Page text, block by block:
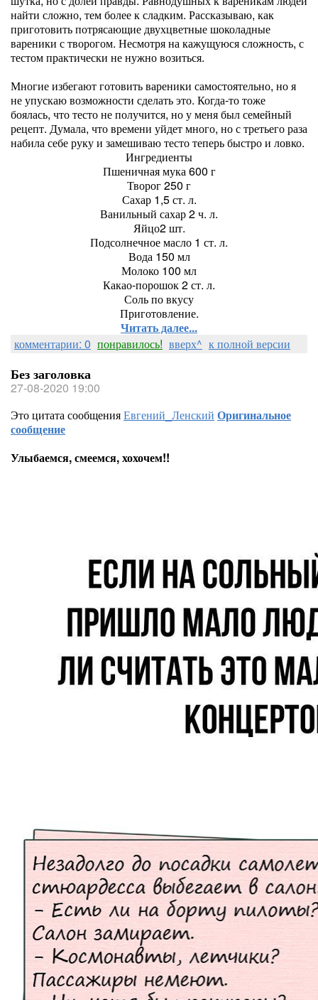
найти сложно, тем более к сладким. Рассказываю, как
приготовить потрясающие двухцветные шоколадные
вареники с творогом. Несмотря на кажущуюся сложность, с
тестом практически не нужно возиться.
Многие избегают готовить вареники самостоятельно, но я
не упускаю возможности сделать это. Когда-то тоже
боялась, что тесто не получится, но у меня был семейный
рецепт. Думала, что времени уйдет много, но с третьего раза
набила себе руку и замешиваю тесто теперь быстро и ловко.
Ингредиенты
Пшеничная мука 600 г
Творог 250 г
Сахар 1,5 ст. л.
Ванильный сахар 2 ч. л.
Яйцо2 шт.
Подсолнечное масло 1 ст. л.
Вода 150 мл
Молоко 100 мл
Какао-порошок 2 ст. л.
Соль по вкусу
Приготовление.
Читать далее...
комментарии: 0 понравилось! вверх^ к полной версии
Без заголовка
27-08-2020 19:00
Это цитата сообщенияЕвгений_Ленский Оригинальное
сообщение
Улыбаемся, смеемся, хохочем!!